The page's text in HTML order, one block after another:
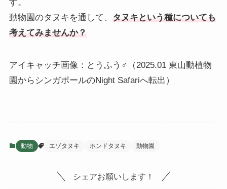
す。
動物園のタヌキを通して、 タヌキという種についても
考えてみませんか？
アイキャッチ画像：とうふう♂（2025.01 東山動植物
園からシンガポールのNight Safariへ転出）
動物 エゾタヌキ ホンドタヌキ 動物園
シェアお願いします！